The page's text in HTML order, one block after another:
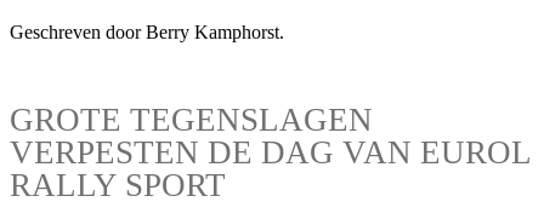
Geschreven door Berry Kamphorst.
GROTE TEGENSLAGEN
VERPESTEN DE DAG VAN EUROL
RALLY SPORT